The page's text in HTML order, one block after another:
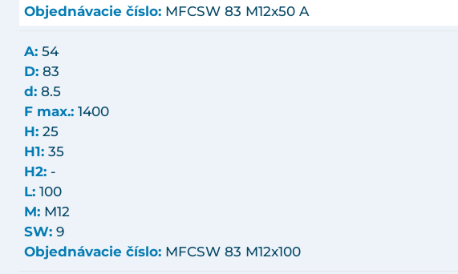
Objednávacie číslo: MFCSW 83 M12x50 A
A: 54
D: 83
d: 8.5
F max.: 1400
H: 25
H1: 35
H2: -
L: 100
M: M12
SW: 9
Objednávacie číslo: MFCSW 83 M12x100